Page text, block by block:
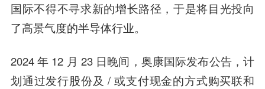
国际不得不寻求新的增长路径，于是将目光投向
了高景气度的半导体行业。
2024 年 12 月 23 日晚间，奥康国际发布公告，计
划通过发行股份及 / 或支付现金的方式购买联和